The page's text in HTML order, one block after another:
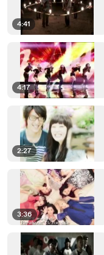
4:41
4:17
2:27
3:36